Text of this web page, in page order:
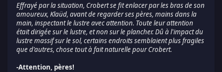
Effrayé par la situation, Crobert se fit enlacer par les bras de son
amoureux, Klaüd, avant de regarder ses pères, mains dans la
main, inspectant le lustre avec attention. Toute leur attention
était dirigée sur le lustre, et non sur le plancher. Dû à l'impact du
lustre massif sur le sol, certains endroits semblaient plus fragiles
que d'autres, chose tout à fait naturelle pour Crobert.
-Attention, pères!